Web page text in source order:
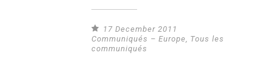
17 December 2011
Communiqués – Europe, Tous les
communiqués